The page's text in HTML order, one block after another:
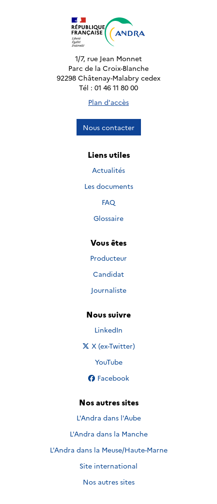
1/7, rue Jean Monnet
Parc de la Croix-Blanche
92298 Châtenay-Malabry cedex
Tél : 01 46 11 80 00
Plan d'accès
Nous contacter
Liens utiles
Actualités
Les documents
FAQ
Glossaire
Vous êtes
Producteur
Candidat
Journaliste
Nous suivre
Nous suivre sur
LinkedIn
Nous suivre sur
X (ex-Twitter)
Nous suivre sur
YouTube
Nous suivre sur
Facebook
Nos autres sites
L'Andra dans l'Aube
L'Andra dans la Manche
L'Andra dans la Meuse/Haute-Marne
Site international
Nos autres sites